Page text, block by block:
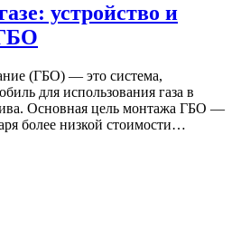
устройство и
(ГБО) — это система,
для использования газа в
Основная цель монтажа ГБО —
более низкой стоимости…